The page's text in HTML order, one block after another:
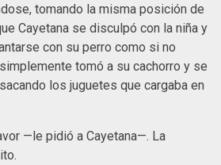
tomando la misma posición de
Cayetana se disculpó con la niña y
con su perro como si no
tomó a su cachorro y se
los juguetes que cargaba en
—le pidió a Cayetana—. La